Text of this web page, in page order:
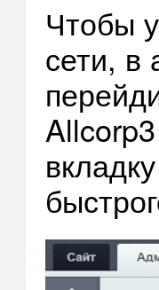
Чтобы
сети, в